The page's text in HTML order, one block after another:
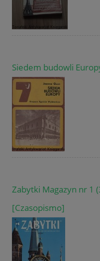
Siedem budowli
Zabytki Magazyn nr 1
[Czasopismo]